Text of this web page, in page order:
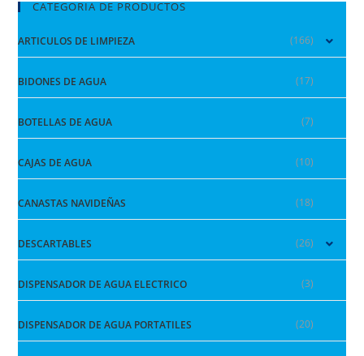
CATEGORIA DE PRODUCTOS
ARTICULOS DE LIMPIEZA (166)
BIDONES DE AGUA (17)
BOTELLAS DE AGUA (7)
CAJAS DE AGUA (10)
CANASTAS NAVIDEÑAS (18)
DESCARTABLES (26)
DISPENSADOR DE AGUA ELECTRICO (3)
DISPENSADOR DE AGUA PORTATILES (20)